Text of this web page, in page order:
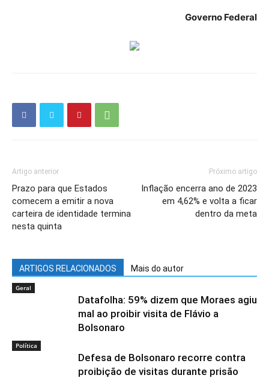
Governo Federal
Artigo anterior
Prazo para que Estados
comecem a emitir a nova
carteira de identidade termina
nesta quinta
Próximo artigo
Inflação encerra ano de 2023
em 4,62% e volta a ficar
dentro da meta
ARTIGOS RELACIONADOS Mais do autor
Geral
Datafolha: 59% dizem que Moraes agiu
mal ao proibir visita de Flávio a
Bolsonaro
Política
Defesa de Bolsonaro recorre contra
proibição de visitas durante prisão